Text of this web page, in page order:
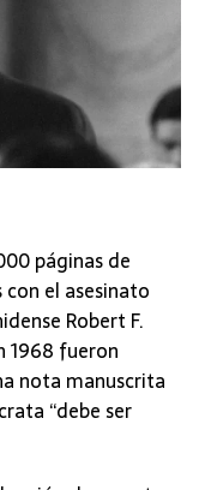
páginas de
el asesinato
Robert F.
1968 fueron
nota manuscrita
“debe ser